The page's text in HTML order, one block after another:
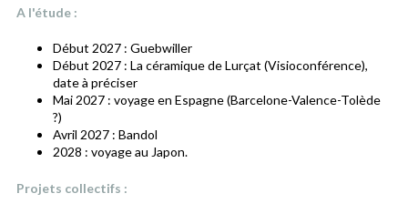
A l'étude :
Début 2027 : Guebwiller
Début 2027 : La céramique de Lurçat (Visioconférence),
date à préciser
Mai 2027 : voyage en Espagne (Barcelone-Valence-Tolède
?)
Avril 2027 : Bandol
2028 : voyage au Japon.
Projets collectifs :